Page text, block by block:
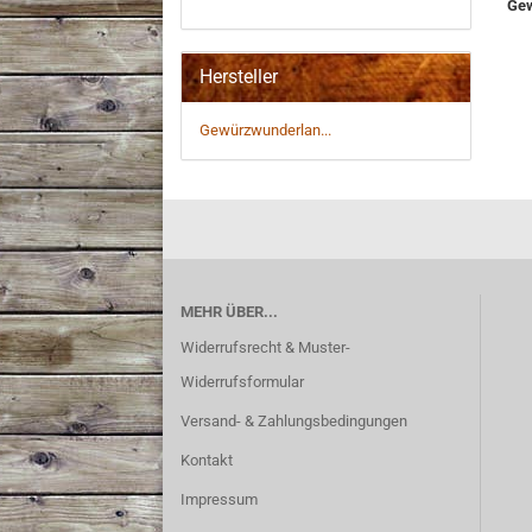
Hersteller
Gewürzwunderlan...
MEHR ÜBER...
Widerrufsrecht & Muster-
Widerrufsformular
Versand- & Zahlungsbedingungen
Kontakt
Impressum